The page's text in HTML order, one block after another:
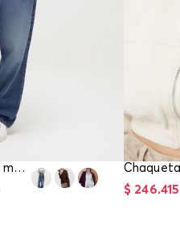
contactarte con un
te indicará los pasos a
programará la recogida
acordada.
Cardigan basico para mujer
$ 246.415